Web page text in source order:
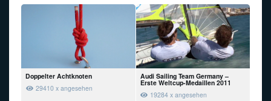
Doppelter Achtknoten
29410 x angesehen
Audi Sailing Team Germany –
Erste Weltcup-Medaillen 2011
19284 x angesehen